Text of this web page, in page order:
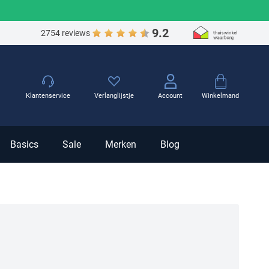
2754 reviews 9.2
Winkelmand
Basics Sale Merken Blog
Klantenservice Verlanglijstje Account